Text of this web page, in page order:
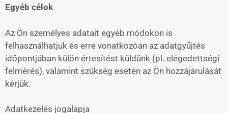
Egyéb célok
Az Ön személyes adatait egyéb módokon is
felhasználhatjuk és erre vonatkozóan az adatgyűjtés
időpontjában külön értesítést küldünk (pl. elégedettségi
felmérés), valamint szükség esetén az Ön hozzájárulását
kérjük.
Adatkezelés jogalapja